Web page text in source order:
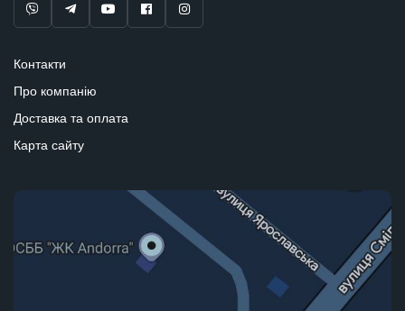
Контакти
Про компанію
Доставка та оплата
Карта сайту